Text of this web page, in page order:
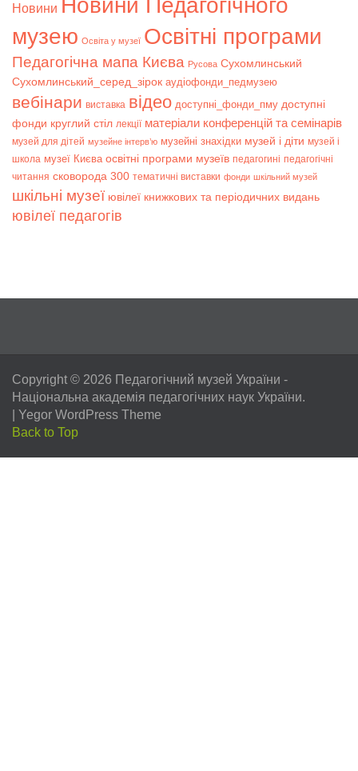
Новини
музею Освіта у музеї Освітні програми
Педагогічна мапа Києва Русова Сухомлинський
Сухомлинський_серед_зірок аудіофонди_педмузею
вебінари виставка відео доступні_фонди_пму доступні
фонди круглий стіл лекції матеріали конференцій та семінарів
музей для дітей музейне інтерв’ю музейні знахідки музей і діти музей і
школа музеї Києва освітні програми музеїв педагогині педагогічні
читання сковорода 300 тематичні виставки фонди шкільний музей
шкільні музеї ювілеї книжкових та періодичних видань
ювілеї педагогів
Copyright © 2026 Педагогічний музей України -
Національна академія педагогічних наук України.
Yegor WordPress Theme
Back to Top